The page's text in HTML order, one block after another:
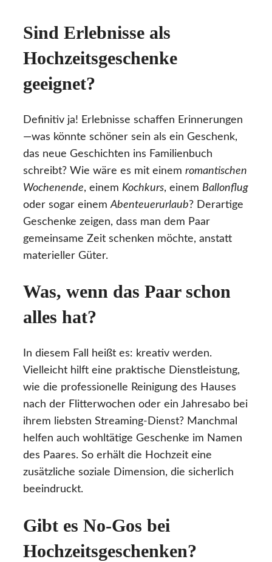
Sind Erlebnisse als
Hochzeitsgeschenke
geeignet?
Definitiv ja! Erlebnisse schaffen Erinnerungen
—was könnte schöner sein als ein Geschenk,
das neue Geschichten ins Familienbuch
schreibt? Wie wäre es mit einem romantischen
Wochenende, einem Kochkurs, einem Ballonflug
oder sogar einem Abenteuerurlaub? Derartige
Geschenke zeigen, dass man dem Paar
gemeinsame Zeit schenken möchte, anstatt
materieller Güter.
Was, wenn das Paar schon
alles hat?
In diesem Fall heißt es: kreativ werden.
Vielleicht hilft eine praktische Dienstleistung,
wie die professionelle Reinigung des Hauses
nach der Flitterwochen oder ein Jahresabo bei
ihrem liebsten Streaming-Dienst? Manchmal
helfen auch wohltätige Geschenke im Namen
des Paares. So erhält die Hochzeit eine
zusätzliche soziale Dimension, die sicherlich
beeindruckt.
Gibt es No-Gos bei
Hochzeitsgeschenken?